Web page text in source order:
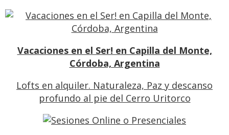
Vacaciones en el Ser! en Capilla del Monte,
Córdoba, Argentina
Lofts en alquiler. Naturaleza, Paz y descanso
profundo al pie del Cerro Uritorco